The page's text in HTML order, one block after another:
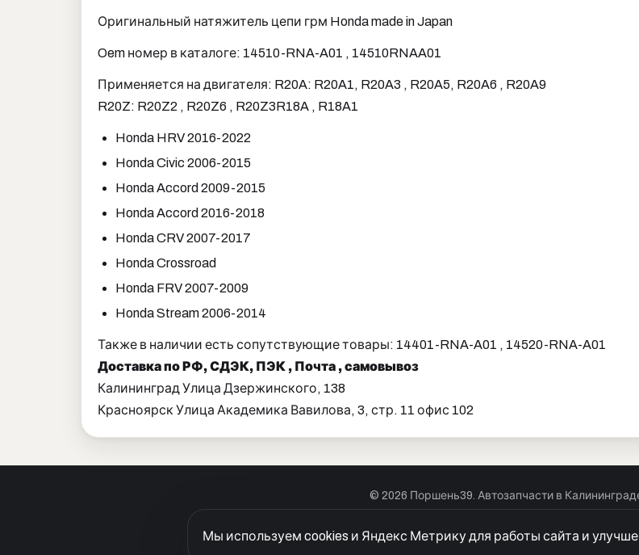
Оригинальный натяжитель цепи грм Honda made in Japan
Oem номер в каталоге: 14510-RNA-A01 , 14510RNAA01
Применяется на двигателя: R20A: R20A1, R20A3 , R20A5, R20A6 , R20A9
R20Z: R20Z2 , R20Z6 , R20Z3R18A , R18A1
Honda HRV 2016-2022
Honda Civic 2006-2015
Honda Accord 2009-2015
Honda Accord 2016-2018
Honda CRV 2007-2017
Honda Crossroad
Honda FRV 2007-2009
Honda Stream 2006-2014
Также в наличии есть сопутствующие товары: 14401-RNA-A01 , 14520-RNA-A01
Доставка по РФ, СДЭК, ПЭК , Почта , самовывоз
Калининград Улица Дзержинского, 138
Красноярск Улица Академика Вавилова, 3, стр. 11 офис 102
© 2026 Поршень39. Автозапчасти в
Мы используем cookies и Яндекс Метрику для работы сайта и